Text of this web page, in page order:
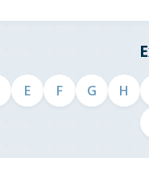
E F G H